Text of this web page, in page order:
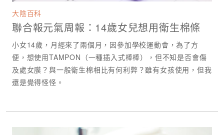
大陰百科
聯合報元氣周報：14歲女兒想用衛生棉條
小女14歲，月經來了兩個月，因參加學校運動會，為了方
便，想使用TAMPON（一種插入式棒棒），但不知是否會傷
及處女膜？與一般衛生棉相比有何利弊？雖有女孩使用，但我
還是覺得怪怪。